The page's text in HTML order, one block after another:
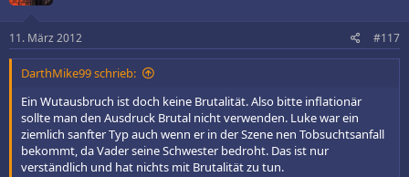
11. März 2012 #117
DarthMike99 schrieb:
Ein Wutausbruch ist doch keine Brutalität. Also bitte inflationär
sollte man den Ausdruck Brutal nicht verwenden. Luke war ein
ziemlich sanfter Typ auch wenn er in der Szene nen Tobsuchtsanfall
bekommt, da Vader seine Schwester bedroht. Das ist nur
verständlich und hat nichts mit Brutalität zu tun.